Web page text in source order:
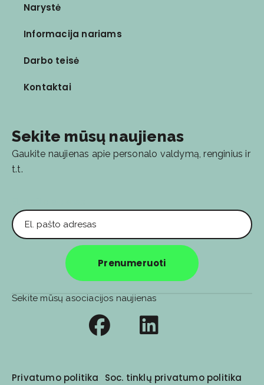
Narystė
Informacija nariams
Darbo teisė
Kontaktai
Sekite mūsų naujienas
Gaukite naujienas apie personalo valdymą, renginius ir
t.t.
Prenumeruoti
Privatumo politika Soc. tinklų privatumo politika
Sekite mūsų asociacijos naujienas